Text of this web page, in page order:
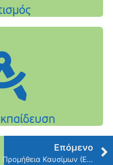
Επόμενο
Προμήθεια Καυσίμων (Επαναληπτικός)